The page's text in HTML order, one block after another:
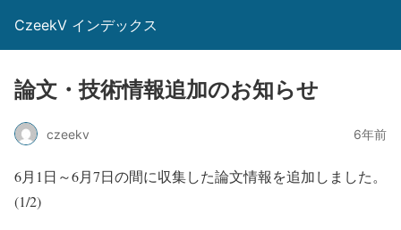
CzeekV インデックス
論文・技術情報追加のお知らせ
czeekv 6年前
6月1日～6月7日の間に収集した論文情報を追加しました。
(1/2)